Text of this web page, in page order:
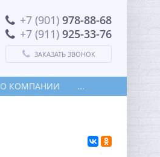
+7 (901) 978-88-68
+7 (911) 925-33-76
ЗАКАЗАТЬ ЗВОНОК
О КОМПАНИИ ...